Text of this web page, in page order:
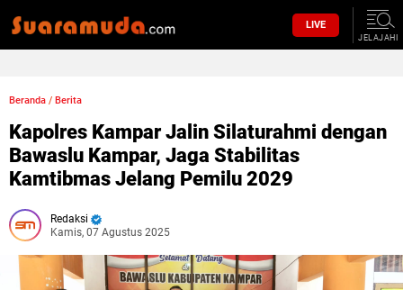
LIVE
JELAJAHI
Beranda / Berita
Kapolres Kampar Jalin Silaturahmi dengan
Bawaslu Kampar, Jaga Stabilitas
Kamtibmas Jelang Pemilu 2029
Redaksi
Kamis, 07 Agustus 2025